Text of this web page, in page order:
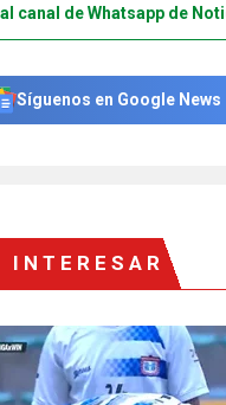
canal de Whatsapp de
Síguenos en Google News
INTERESAR